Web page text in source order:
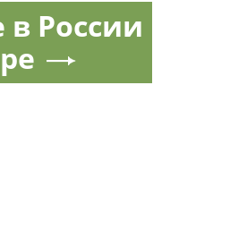
в России